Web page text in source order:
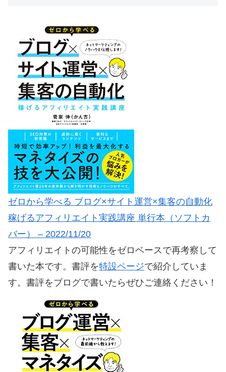
ゼロから学べる ブログ×サイト運営×集客の自動化
稼げるアフィリエイト実践講座 単行本（ソフトカ
バー） – 2022/11/20
アフィリエイトの可能性をゼロベースで再考察して
書いた本です。書評を特設ページで紹介していま
す。書評をブログで書いたらぜひご連絡ください！